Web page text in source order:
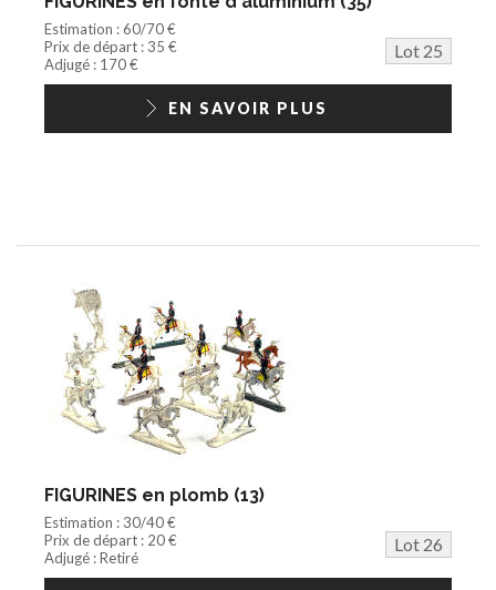
Estimation : 60/70 €
Prix de départ : 35 €
Lot 25
Adjugé : 170 €
EN SAVOIR PLUS
FIGURINES en plomb (13)
Estimation : 30/40 €
Prix de départ : 20 €
Lot 26
Adjugé : Retiré